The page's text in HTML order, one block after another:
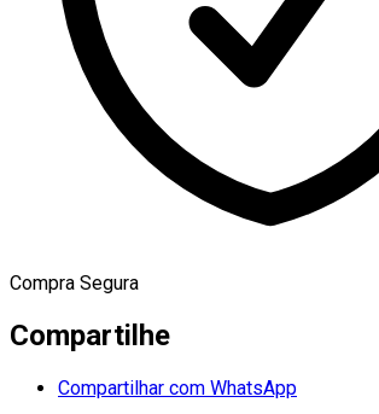
Compra Segura
Compartilhe
Compartilhar com WhatsApp